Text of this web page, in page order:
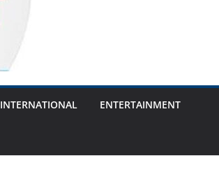
INTERNATIONAL ENTERTAINMENT